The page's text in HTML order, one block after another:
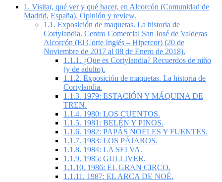
1. Visitar, qué ver y qué hacer, en Alcorcón (Comunidad de
Madrid, España). Opinión y review.
1.1. Exposición de maquetas. La historia de
Cortylandia. Centro Comercial San José de Valderas
Alcorcón (El Corte Inglés – Hipercor) (20 de
Noviembre de 2017 al 08 de Enero de 2018).
1.1.1. ¿Que es Cortylandia? Recuerdos de niño
(y de adulto).
1.1.2. Exposición de maquetas. La historia de
Cortylandia.
1.1.3. 1979: ESTACIÓN Y MÁQUINA DE
TREN.
1.1.4. 1980: LOS CUENTOS.
1.1.5. 1981: BELÉN Y PINOS.
1.1.6. 1982: PAPÁS NOELES Y FUENTES.
1.1.7. 1983: LOS PÁJAROS.
1.1.8. 1984: LA SELVA.
1.1.9. 1985: GULLIVER.
1.1.10. 1986: EL GRAN CIRCO.
1.1.11. 1987: EL ARCA DE NOÉ.